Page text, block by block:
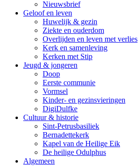
Nieuwsbrief
Geloof en leven
Huwelijk & gezin
Ziekte en ouderdom
Overlijden en leven met verlies
Kerk en samenleving
Kerken met Stip
Jeugd & jongeren
Doop
Eerste communie
Vormsel
Kinder- en gezinsvieringen
DigiDulfke
Cultuur & historie
Sint-Petrusbasiliek
Bernadettekerk
Kapel van de Heilige Eik
De heilige Odulphus
Algemeen